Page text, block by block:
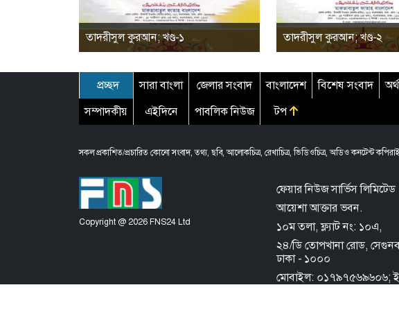
তাদরীসুল কুরআন; খণ্ড-১ তাদরীসুল কুরআন; খণ্ড-২
প্রচ্ছদ সারা বাংলা জেলার সংবাদ বাংলাদেশ বিশেষ সংবাদ
সম্পাদকীয়
এইদিনে পাবলিক নিউজ টপ
সকল প্রকাশিত/প্রচারিত কোনো সংবাদ, তথ্য, ছবি, আলোকচিত্র, রেখাচিত্র, ভিডিওচিত্র, অডিও কনটেন্ট
Copyright @ 2026 FNS24 Ltd
ফেয়ার নিউজ সার্ভিস লিমিটেড
আয়েশা আক্তার ভবন.
১০ম তলা, ফ্ল্যাট নং: ১০এ,
২৪/ডি তোপখানা রোড,
ঢাকা - ১০০০
মোবাইল: ০১৭৯৭৫৬৯৬০৬;